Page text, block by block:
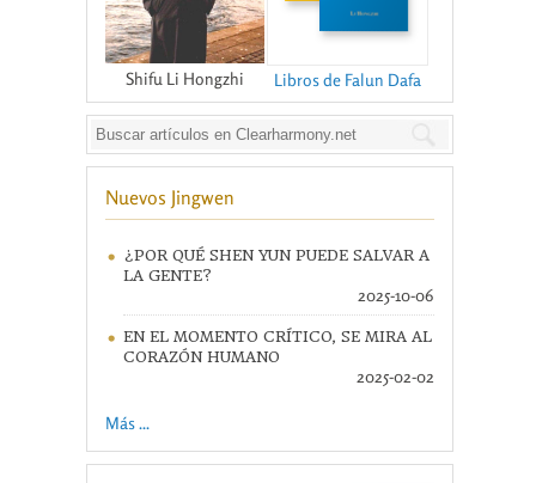
Shifu Li Hongzhi Libros de Falun Dafa
Nuevos Jingwen
¿POR QUÉ SHEN YUN PUEDE SALVAR A
LA GENTE?
2025-10-06
EN EL MOMENTO CRÍTICO, SE MIRA AL
CORAZÓN HUMANO
2025-02-02
Más ...